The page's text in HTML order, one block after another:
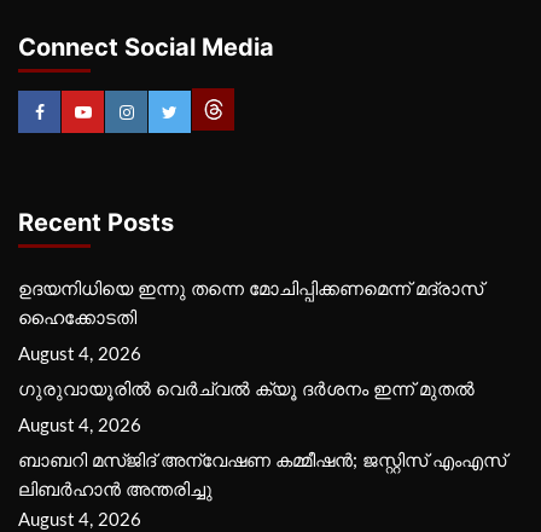
Connect Social Media
Recent Posts
ഉദയനിധിയെ ഇന്നു തന്നെ മോചിപ്പിക്കണമെന്ന് മദ്രാസ്
ഹൈക്കോടതി
August 4, 2026
ഗുരുവായൂരില്‍ വെര്‍ച്വല്‍ ക്യൂ ദര്‍ശനം ഇന്ന് മുതല്‍
August 4, 2026
ബാബറി മസ്ജിദ് അന്വേഷണ കമ്മീഷന്‍; ജസ്റ്റിസ് എംഎസ്
ലിബര്‍ഹാന്‍ അന്തരിച്ചു
August 4, 2026